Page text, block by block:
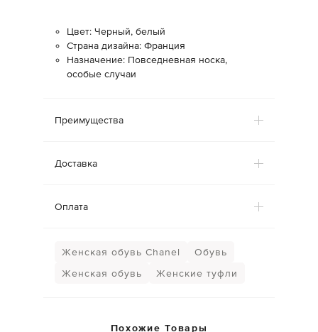
Цвет: Черный, белый
Страна дизайна: Франция
Назначение: Повседневная носка,
особые случаи
Преимущества
Доставка
Оплата
Женская обувь Chanel
Обувь
Женская обувь
Женские туфли
Похожие Товары